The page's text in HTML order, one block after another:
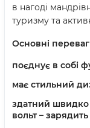
в нагоді
туризму та
Основні
поєднує в собі
має стильний
здатний швидко
вольт –